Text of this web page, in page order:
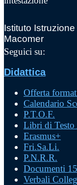
Istituto
Macomer
Seguici su:
Didattica
Offerta
Calendario
P.T.O.F.
Libri di Testo
Erasmus+
Fri.Sa.Li.
P.N.R.R.
Documenti
Verbali